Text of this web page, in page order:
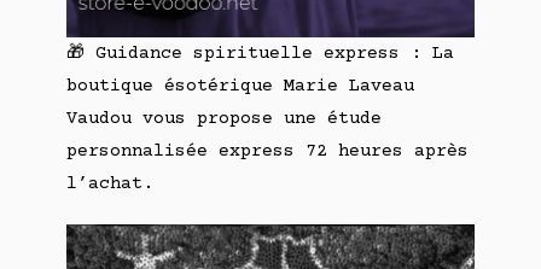
🎁 Guidance spirituelle express : La
boutique ésotérique Marie Laveau
Vaudou vous propose une étude
personnalisée express 72 heures après
l’achat.